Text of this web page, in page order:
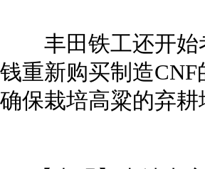
丰田铁工还开始
钱重新购买制造
确保栽培高粱的弃耕